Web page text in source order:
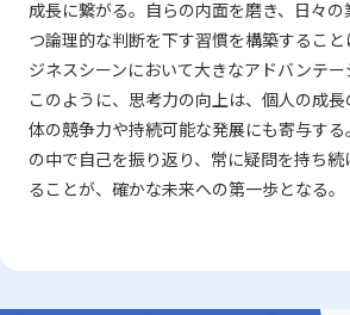
成長に繋がる。自らの内面を磨き、日々
つ論理的な判断を下す習慣を構築するこ
ジネスシーンにおいて大きなアドバンテー
このように、思考力の向上は、個人の成
体の競争力や持続可能な発展にも寄与す
の中で自己を振り返り、常に疑問を持ち
ることが、確かな未来への第一歩となる。